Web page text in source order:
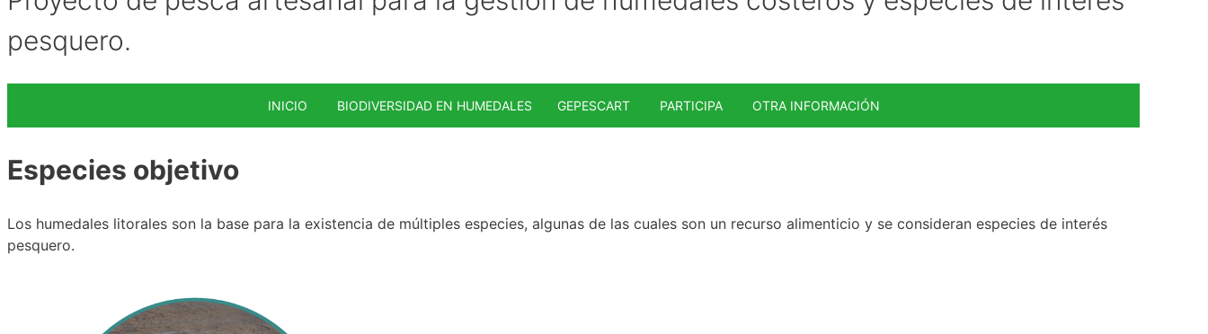
pesquero.
INICIO BIODIVERSIDAD EN HUMEDALES GEPESCART PARTICIPA OTRA INFORMACIÓN
Especies objetivo
Los humedales litorales son la base para la existencia de múltiples especies, algunas de las cuales son un recurso alimenticio y se consideran especies de interés
pesquero.